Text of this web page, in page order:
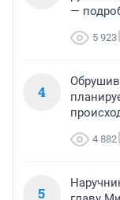
—
5 923
4
4 882
5